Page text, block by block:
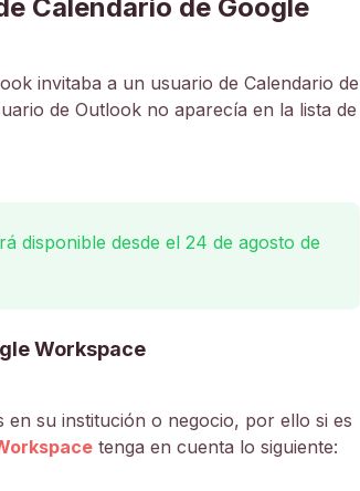
Calendario de Google
invitaba a un usuario de Calendario de
de Outlook no aparecía en la lista de
disponible desde el 24 de agosto de
Workspace
su institución o negocio, por ello si es
tenga en cuenta lo siguiente: